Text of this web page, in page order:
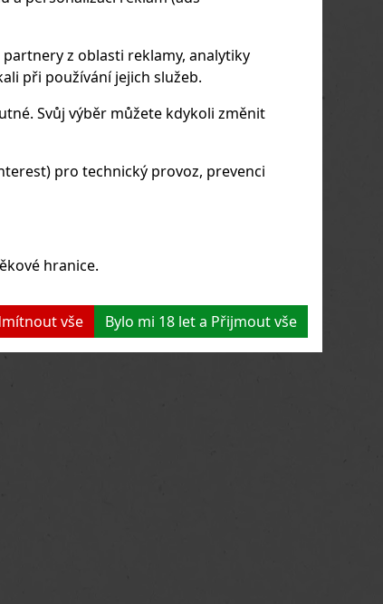
z oblasti reklamy, analytiky
při používání jejich služeb.
Svůj výběr můžete kdykoli změnit
pro technický provoz, prevenci
hranice.
vše Bylo mi 18 let a Přijmout vše